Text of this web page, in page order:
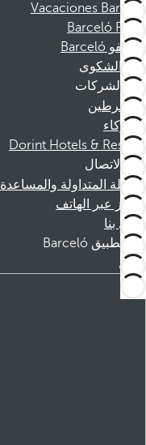
Vacaciones Barceló
Barceló Films
موظفو Barceló
قناة الشكوى
الشركات
المنخرطين
الشركاء
Dorint Hotels & Resorts
الاتصال
الأسئلة المتداولة والمساعدة
الحجز عبر الهاتف
اتصل بنا
تطبيق Barceló
تنزيل